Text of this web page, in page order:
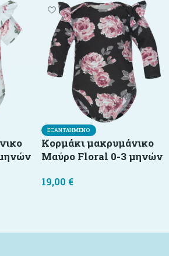
ΕΞΑΝΤΛΗΜΈΝΟ
Κορμάκι μακρυμάνικο
Μαύρο Floral 0-3 μηνών
19,00 €